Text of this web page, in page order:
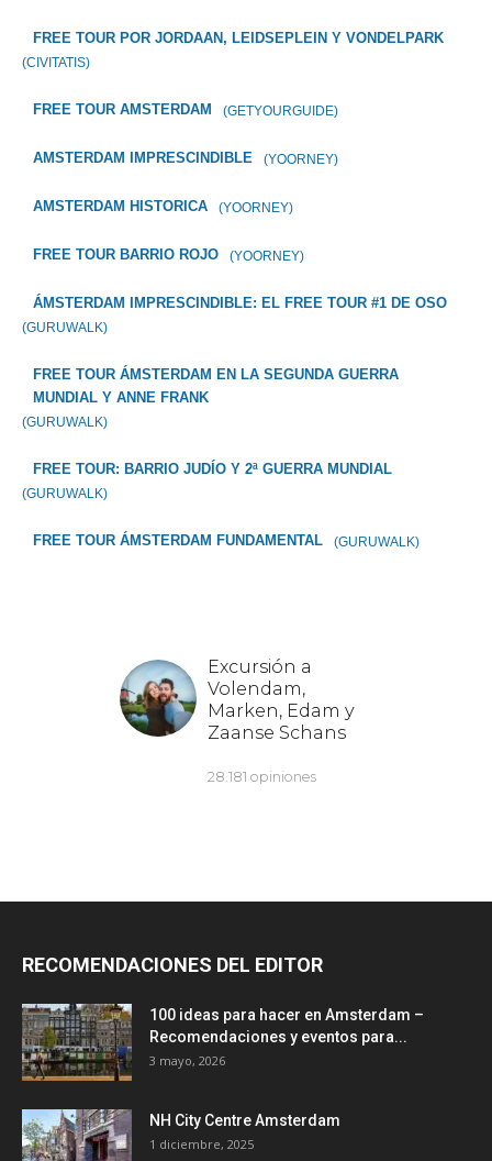
FREE TOUR POR JORDAAN, LEIDSEPLEIN Y VONDELPARK
(CIVITATIS)
FREE TOUR AMSTERDAM (GETYOURGUIDE)
AMSTERDAM IMPRESCINDIBLE (YOORNEY)
AMSTERDAM HISTORICA (YOORNEY)
FREE TOUR BARRIO ROJO (YOORNEY)
ÁMSTERDAM IMPRESCINDIBLE: EL FREE TOUR #1 DE OSO
(GURUWALK)
FREE TOUR ÁMSTERDAM EN LA SEGUNDA GUERRA
MUNDIAL Y ANNE FRANK
(GURUWALK)
FREE TOUR: BARRIO JUDÍO Y 2ª GUERRA MUNDIAL
(GURUWALK)
FREE TOUR ÁMSTERDAM FUNDAMENTAL (GURUWALK)
RECOMENDACIONES DEL EDITOR
100 ideas para hacer en Amsterdam –
Recomendaciones y eventos para...
3 mayo, 2026
NH City Centre Amsterdam
1 diciembre, 2025